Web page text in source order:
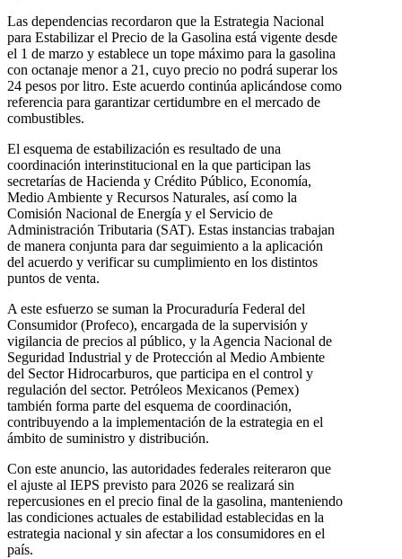
Las dependencias recordaron que la Estrategia Nacional
para Estabilizar el Precio de la Gasolina está vigente desde
el 1 de marzo y establece un tope máximo para la gasolina
con octanaje menor a 21, cuyo precio no podrá superar los
24 pesos por litro. Este acuerdo continúa aplicándose como
referencia para garantizar certidumbre en el mercado de
combustibles.
El esquema de estabilización es resultado de una
coordinación interinstitucional en la que participan las
secretarías de Hacienda y Crédito Público, Economía,
Medio Ambiente y Recursos Naturales, así como la
Comisión Nacional de Energía y el Servicio de
Administración Tributaria (SAT). Estas instancias trabajan
de manera conjunta para dar seguimiento a la aplicación
del acuerdo y verificar su cumplimiento en los distintos
puntos de venta.
A este esfuerzo se suman la Procuraduría Federal del
Consumidor (Profeco), encargada de la supervisión y
vigilancia de precios al público, y la Agencia Nacional de
Seguridad Industrial y de Protección al Medio Ambiente
del Sector Hidrocarburos, que participa en el control y
regulación del sector. Petróleos Mexicanos (Pemex)
también forma parte del esquema de coordinación,
contribuyendo a la implementación de la estrategia en el
ámbito de suministro y distribución.
Con este anuncio, las autoridades federales reiteraron que
el ajuste al IEPS previsto para 2026 se realizará sin
repercusiones en el precio final de la gasolina, manteniendo
las condiciones actuales de estabilidad establecidas en la
estrategia nacional y sin afectar a los consumidores en el
país.